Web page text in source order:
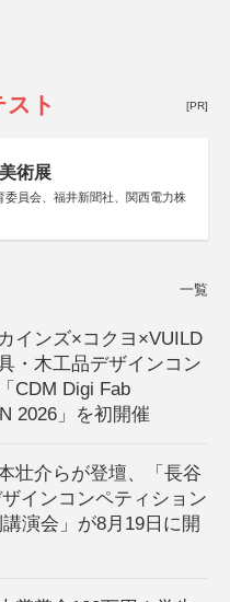
ト [PR]
術展
委員会、福井新聞社、関西電力株
一覧
インズ×コクヨ×VUILD
・木工品デザインコン
CDM Digi Fab
2026」を初開催
壮介らが登壇、「長谷
インコンペティション
演会」が8月19日に開